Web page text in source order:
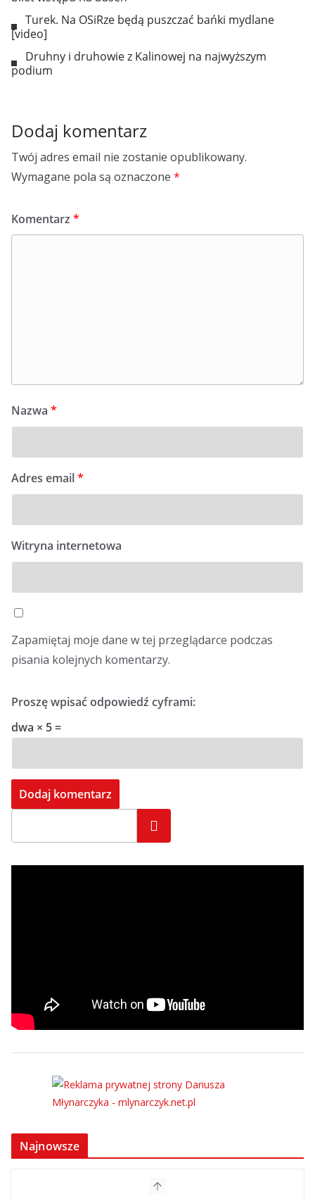
Turek. Na OSiRze będą puszczać bańki mydlane
[video]
Druhny i druhowie z Kalinowej na najwyższym
podium
Dodaj komentarz
Twój adres email nie zostanie opublikowany.
Wymagane pola są oznaczone *
Komentarz *
Nazwa *
Adres email*
Witryna internetowa
Zapamiętaj moje dane w tej przeglądarce podczas
pisania kolejnych komentarzy.
Proszę wpisać odpowiedź cyframi:
dwa × 5 =
Szukaj
Najnowsze